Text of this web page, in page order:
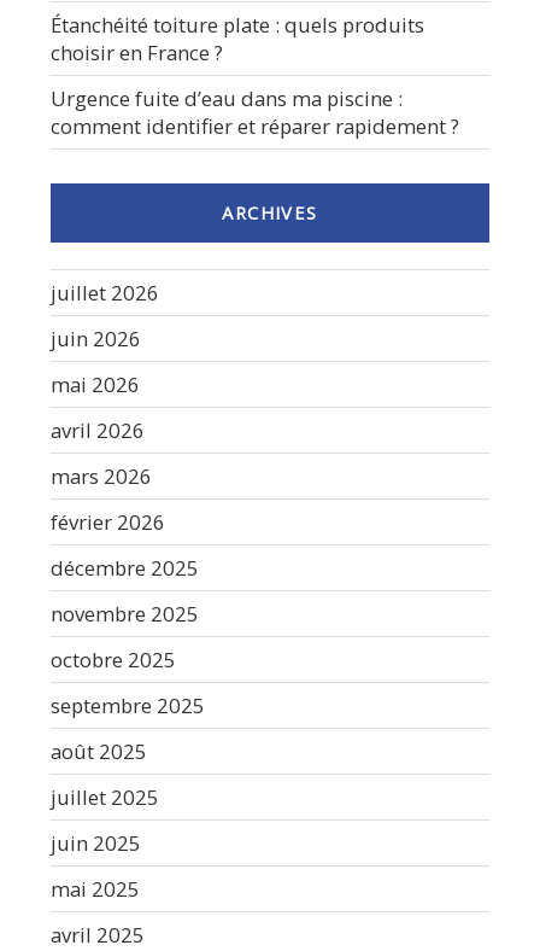
Étanchéité toiture plate : quels produits
choisir en France ?
Urgence fuite d’eau dans ma piscine :
comment identifier et réparer rapidement ?
ARCHIVES
juillet 2026
juin 2026
mai 2026
avril 2026
mars 2026
février 2026
décembre 2025
novembre 2025
octobre 2025
septembre 2025
août 2025
juillet 2025
juin 2025
mai 2025
avril 2025